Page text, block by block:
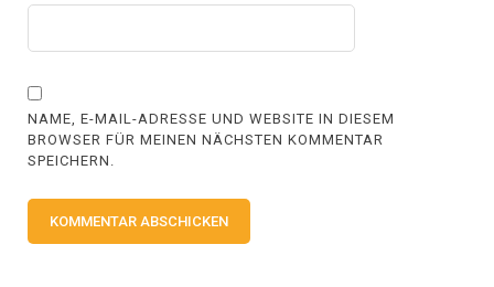
NAME, E-MAIL-ADRESSE UND WEBSITE IN DIESEM
BROWSER FÜR MEINEN NÄCHSTEN KOMMENTAR
SPEICHERN.